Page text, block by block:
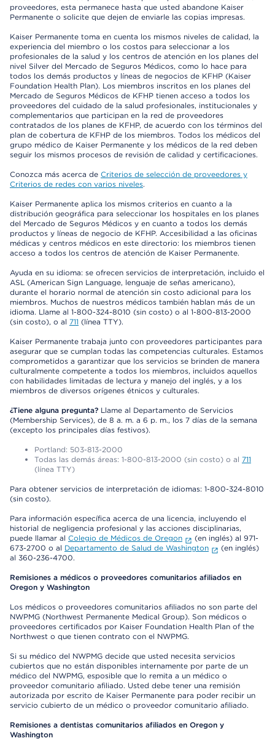
proveedores, esta permanece hasta que usted abandone Kaiser
Permanente o solicite que dejen de enviarle las copias impresas.
Kaiser Permanente toma en cuenta los mismos niveles de calidad, la
experiencia del miembro o los costos para seleccionar a los
profesionales de la salud y los centros de atención en los planes del
nivel Silver del Mercado de Seguros Médicos, como lo hace para
todos los demás productos y líneas de negocios de KFHP (Kaiser
Foundation Health Plan). Los miembros inscritos en los planes del
Mercado de Seguros Médicos de KFHP tienen acceso a todos los
proveedores del cuidado de la salud profesionales, institucionales y
complementarios que participan en la red de proveedores
contratados de los planes de KFHP, de acuerdo con los términos del
plan de cobertura de KFHP de los miembros. Todos los médicos del
grupo médico de Kaiser Permanente y los médicos de la red deben
seguir los mismos procesos de revisión de calidad y certificaciones.
Conozca más acerca de Criterios de selección de proveedores y
Criterios de redes con varios niveles.
Kaiser Permanente aplica los mismos criterios en cuanto a la
distribución geográfica para seleccionar los hospitales en los planes
del Mercado de Seguros Médicos y en cuanto a todos los demás
productos y líneas de negocio de KFHP. Accesibilidad a las oficinas
médicas y centros médicos en este directorio: los miembros tienen
acceso a todos los centros de atención de Kaiser Permanente.
Ayuda en su idioma: se ofrecen servicios de interpretación, incluido el
ASL (American Sign Language, lenguaje de señas americano),
durante el horario normal de atención sin costo adicional para los
miembros. Muchos de nuestros médicos también hablan más de un
idioma. Llame al 1-800-324-8010 (sin costo) o al 1-800-813-2000
(sin costo), o al 711 (línea TTY).
Kaiser Permanente trabaja junto con proveedores participantes para
asegurar que se cumplan todas las competencias culturales. Estamos
comprometidos a garantizar que los servicios se brinden de manera
culturalmente competente a todos los miembros, incluidos aquellos
con habilidades limitadas de lectura y manejo del inglés, y a los
miembros de diversos orígenes étnicos y culturales.
¿Tiene alguna pregunta? Llame al Departamento de Servicios
(Membership Services), de 8 a. m. a 6 p. m., los 7 días de la semana
(excepto los principales días festivos).
Portland: 503-813-2000
Todas las demás áreas: 1-800-813-2000 (sin costo) o al 711
(línea TTY)
Para obtener servicios de interpretación de idiomas: 1-800-324-8010
(sin costo).
Para información específica acerca de una licencia, incluyendo el
historial de negligencia profesional y las acciones disciplinarias,
puede llamar al Colegio de Médicos de Oregon
(en inglés) al 971-
673-2700 o al Departamento de Salud de Washington
(en inglés)
al 360-236-4700.
Remisiones a médicos o proveedores comunitarios afiliados en
Oregon y Washington
Los médicos o proveedores comunitarios afiliados no son parte del
NWPMG (Northwest Permanente Medical Group). Son médicos o
proveedores certificados por Kaiser Foundation Health Plan of the
Northwest o que tienen contrato con el NWPMG.
Si su médico del NWPMG decide que usted necesita servicios
cubiertos que no están disponibles internamente por parte de un
médico del NWPMG, esposible que lo remita a un médico o
proveedor comunitario afiliado. Usted debe tener una remisión
autorizada por escrito de Kaiser Permanente para poder recibir un
servicio cubierto de un médico o proveedor comunitario afiliado.
Remisiones a dentistas comunitarios afiliados en Oregon y
Washington